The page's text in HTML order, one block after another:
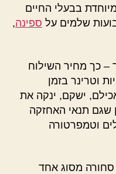
בבעלי החיים
שלמים על ספינה,
– כך מחיר השילוח
וטרינר בזמן
ישקם, ינקה את
שגם תנאי האחזקה
וטמפרטורה
סחורה מסוג אחד